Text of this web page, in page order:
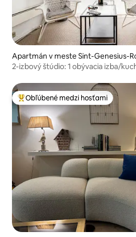
Apartmán v meste Sint-Genesius-
2-izbový štúdio: 1 obývacia izba/
Najobľúbenejšie medzi hosťami
Obľúbené medzi hosťami